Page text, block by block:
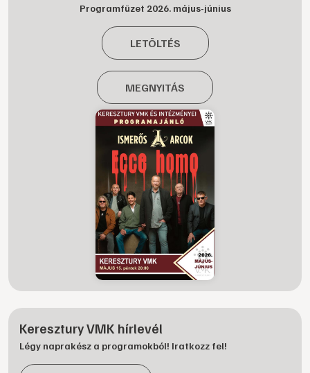
Programfüzet 2026. május-június
LETÖLTÉS
MEGNYITÁS
Keresztury VMK hírlevél
Légy naprakész a programokból! Iratkozz fel!